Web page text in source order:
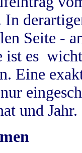
Seite -
ist es
Eine
und Jahr.